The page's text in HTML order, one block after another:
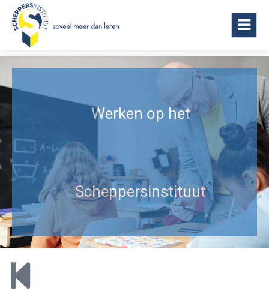
Scheppersinstituut Wetteren
Werken op het
Scheppersinstituut